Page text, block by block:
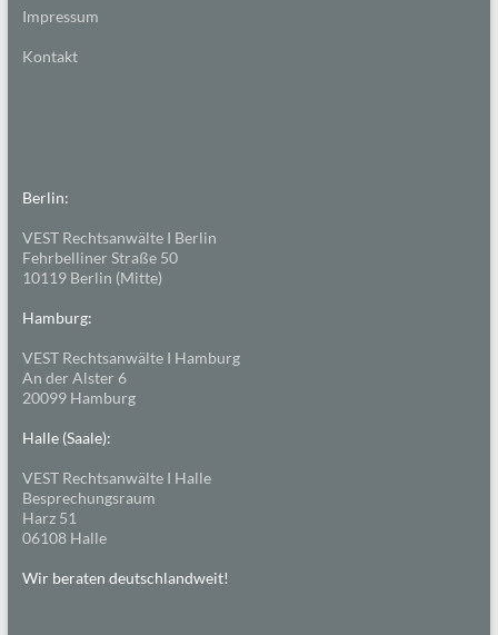
Impressum
Kontakt
Berlin:
VEST Rechtsanwälte I Berlin
Fehrbelliner Straße 50
10119 Berlin (Mitte)
Hamburg:
VEST Rechtsanwälte I Hamburg
An der Alster 6
20099 Hamburg
Halle (Saale):
VEST Rechtsanwälte I Halle
Besprechungsraum
Harz 51
06108 Halle
Wir beraten deutschlandweit!